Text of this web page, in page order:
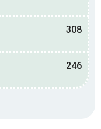
308
246